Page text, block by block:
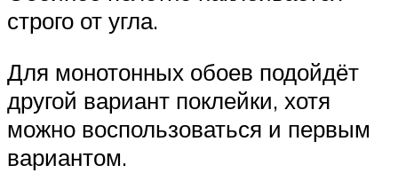
строго от угла.
Для монотонных обоев подойдёт
другой вариант поклейки, хотя
можно воспользоваться и первым
вариантом.